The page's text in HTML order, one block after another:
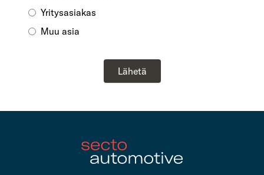
Yritysasiakas
Muu asia
Lähetä